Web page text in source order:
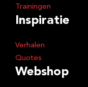
Trainingen
Inspiratie
Verhalen
Quotes
Webshop